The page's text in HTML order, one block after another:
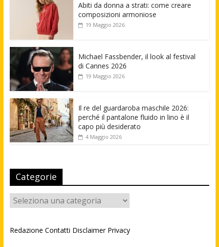
Abiti da donna a strati: come creare
composizioni armoniose
19 Maggio 2026
Michael Fassbender, il look al festival
di Cannes 2026
19 Maggio 2026
Il re del guardaroba maschile 2026:
perché il pantalone fluido in lino è il
capo più desiderato
4 Maggio 2026
Categorie
Categorie
Redazione Contatti Disclaimer Privacy